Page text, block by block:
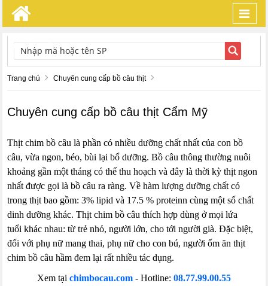
TÌM KIẾM
Trang chủ Chuyên cung cấp bồ câu thịt
Chuyên cung cấp bồ câu thịt Cẩm Mỹ
Thịt chim bồ câu là phần có nhiều dưỡng chất nhất của con bồ
câu, vừa ngon, béo, bùi lại bổ dưỡng. Bồ câu thông thường nuôi
khoảng gần một tháng có thể thu hoạch và đây là thời kỳ thịt ngon
nhất được gọi là bồ câu ra ràng. Về hàm lượng dưỡng chất có
trong thịt bao gồm: 3% lipid và 17.5 % proteinn cùng một số chất
dinh dưỡng khác. Thịt chim bồ câu thích hợp dùng ở mọi lứa
tuổi khác nhau: từ trẻ nhỏ, người lớn, cho tới người già. Đặc biệt,
đối với phụ nữ mang thai, phụ nữ cho con bú, người ốm ăn thịt
chim bồ câu hầm đem lại rất nhiều tác dụng.
Xem tại chimbocau.com - Hotline: 08.77.99.00.55